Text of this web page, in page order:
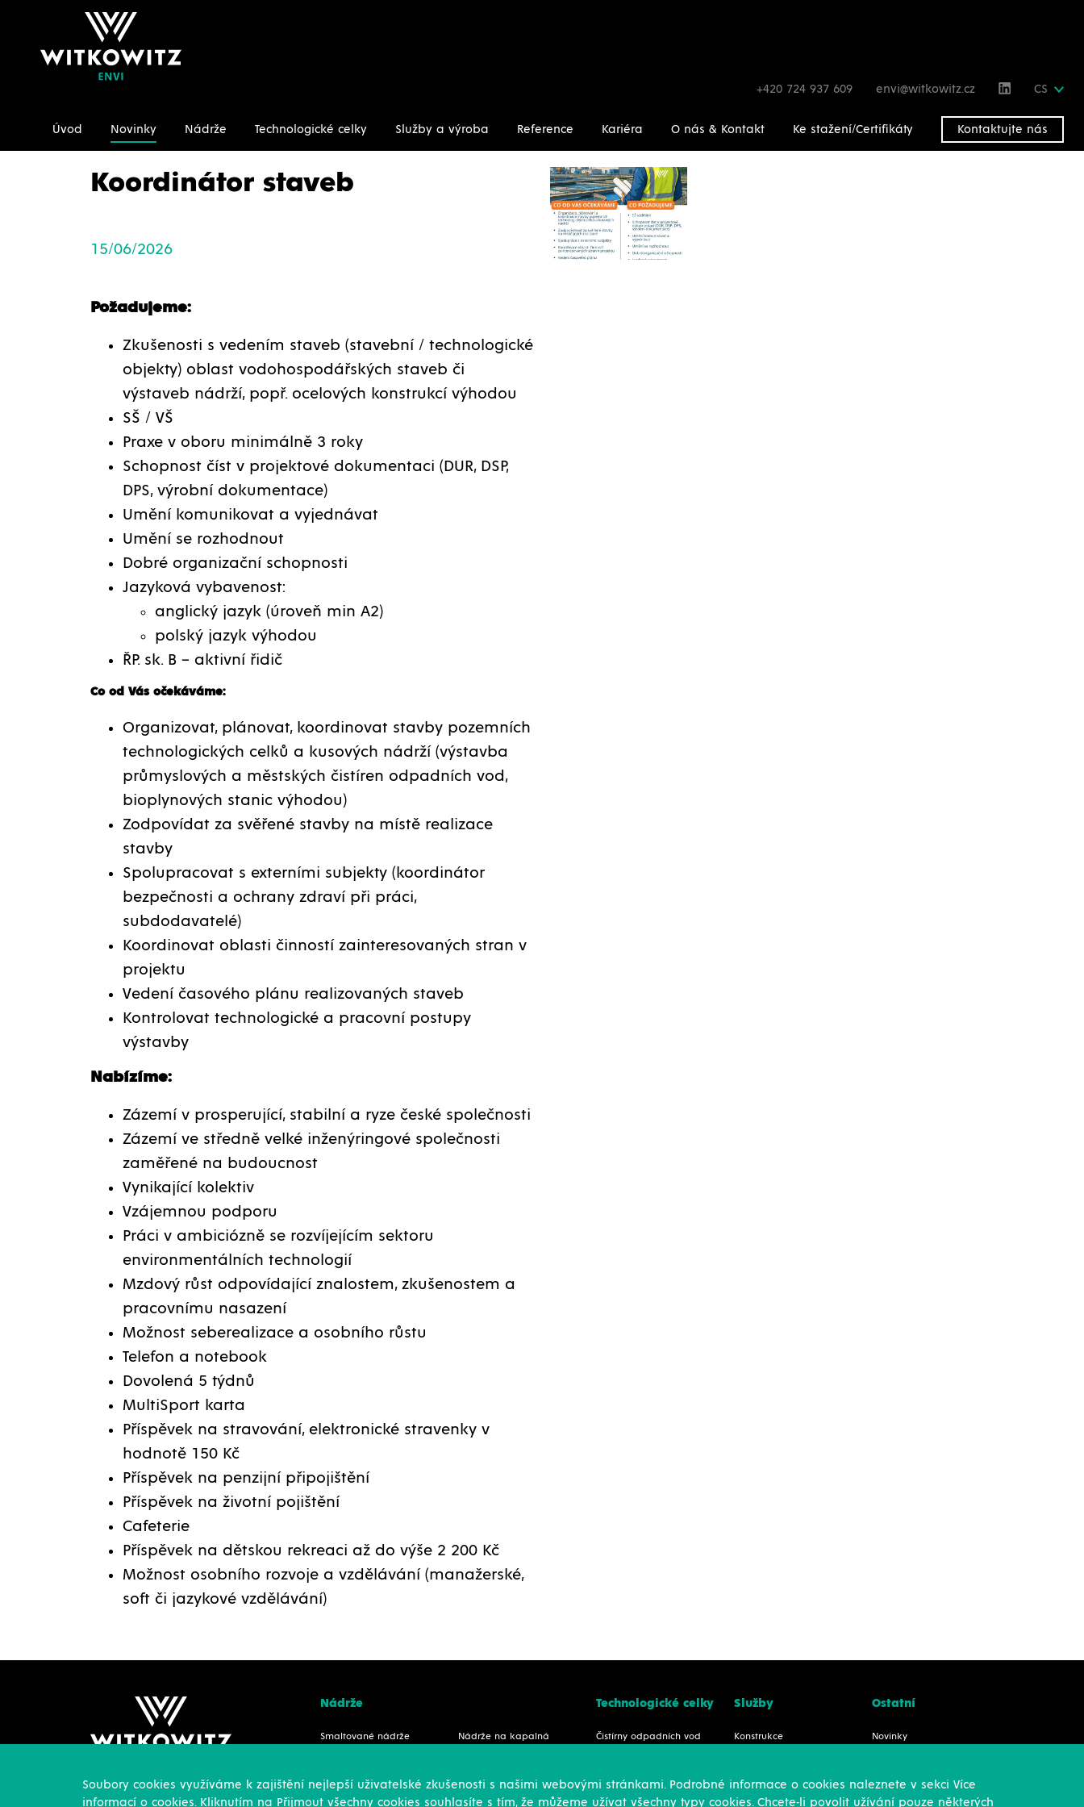
+420 724 937 609 envi@witkowitz.cz CS
Úvod Novinky Nádrže Technologické celky Služby a výroba Reference Kariéra O nás & Kontakt Ke stažení/Certifikáty Kontaktujte nás
Úvodní stránka Novinky Koordinátor staveb
Koordinátor staveb
15/06/2026
Požadujeme:
Zkušenosti s vedením staveb (stavební / technologické
objekty) oblast vodohospodářských staveb či
výstaveb nádrží, popř. ocelových konstrukcí výhodou
SŠ / VŠ
Praxe v oboru minimálně 3 roky
Schopnost číst v projektové dokumentaci (DUR, DSP,
DPS, výrobní dokumentace)
Umění komunikovat a vyjednávat
Umění se rozhodnout
Dobré organizační schopnosti
Jazyková vybavenost:
anglický jazyk (úroveň min A2)
polský jazyk výhodou
ŘP. sk. B – aktivní řidič
Co od Vás očekáváme:
Organizovat, plánovat, koordinovat stavby pozemních
technologických celků a kusových nádrží (výstavba
průmyslových a městských čistíren odpadních vod,
bioplynových stanic výhodou)
Zodpovídat za svěřené stavby na místě realizace
stavby
Spolupracovat s externími subjekty (koordinátor
bezpečnosti a ochrany zdraví při práci,
subdodavatelé)
Koordinovat oblasti činností zainteresovaných stran v
projektu
Vedení časového plánu realizovaných staveb
Kontrolovat technologické a pracovní postupy
výstavby
Nabízíme:
Zázemí v prosperující, stabilní a ryze české společnosti
Zázemí ve středně velké inženýringové společnosti
zaměřené na budoucnost
Vynikající kolektiv
Vzájemnou podporu
Práci v ambiciózně se rozvíjejícím sektoru
environmentálních technologií
Mzdový růst odpovídající znalostem, zkušenostem a
pracovnímu nasazení
Možnost seberealizace a osobního růstu
Telefon a notebook
Dovolená 5 týdnů
MultiSport karta
Příspěvek na stravování, elektronické stravenky v
hodnotě 150 Kč
Příspěvek na penzijní připojištění
Příspěvek na životní pojištění
Cafeterie
Příspěvek na dětskou rekreaci až do výše 2 200 Kč
Možnost osobního rozvoje a vzdělávání (manažerské,
soft či jazykové vzdělávání)
Nádrže
Smaltované nádrže
Příslušenství k nádržím
Nádrže na kapalná
Fermentory
Technologické celky
Čistírny odpadních vod
minerálních hnojiv
Služby
Konstrukce
Montáže
Ostatní
Novinky
O nás & Kontakt
Soubory cookies využíváme k zajištění nejlepší uživatelské zkušenosti s našimi webovými stránkami. Podrobné informace o cookies naleznete v sekci Více
informací o cookies. Kliknutím na Přijmout všechny cookies souhlasíte s tím, že můžeme užívat všechny typy cookies. Chcete-li povolit užívání pouze některých